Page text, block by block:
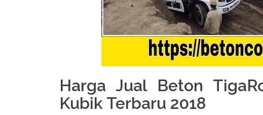
Harga Jual Beton
Kubik Terbaru 2018